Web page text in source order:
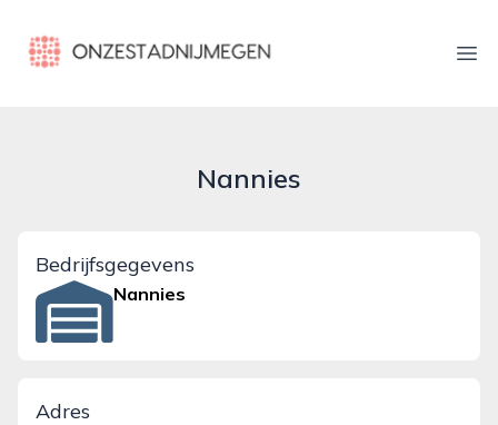
onzestadnijmegen.nl
Nannies
Bedrijfsgegevens
Nannies
Adres